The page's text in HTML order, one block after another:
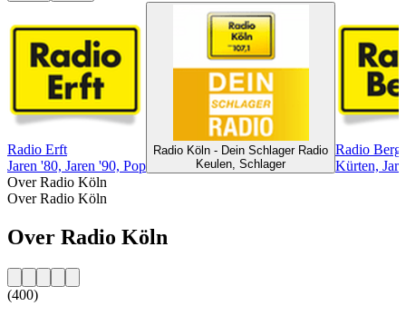
Radio Erft
Jaren '80, Jaren '90, Pop
Radio Köln - Dein Schlager Radio
Keulen, Schlager
Radio Berg
Kürten,
Over Radio Köln
Over Radio Köln
Over Radio Köln
(400)